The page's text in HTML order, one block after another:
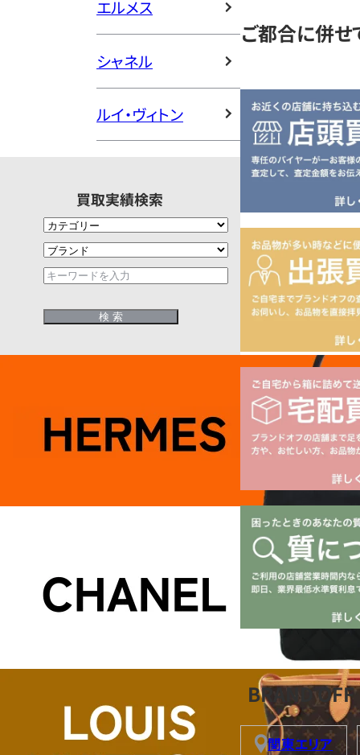
エルメス
シャネル
ルイ・ヴィトン
買取実績検索
ご都合に併せ
BRAND
関東エリア